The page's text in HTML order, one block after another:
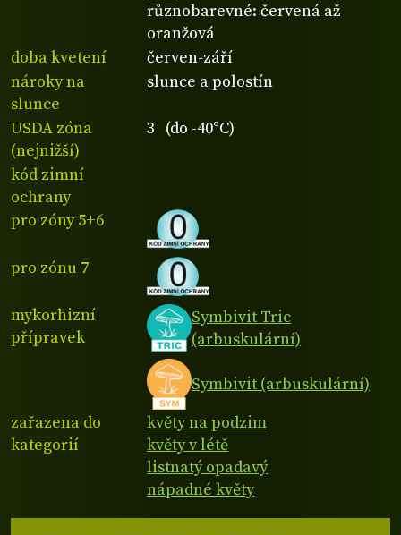
různobarevné: červená až
oranžová
doba kvetení
červen-září
nároky na
slunce
slunce a polostín
USDA zóna
(nejnižší)
3 (do -40°C)
kód zimní
ochrany
pro zóny 5+6
pro zónu 7
mykorhizní
přípravek
Symbivit Tric
(arbuskulární)
Symbivit (arbuskulární)
zařazena do
kategorií
květy na podzim
květy v létě
listnatý opadavý
nápadné květy